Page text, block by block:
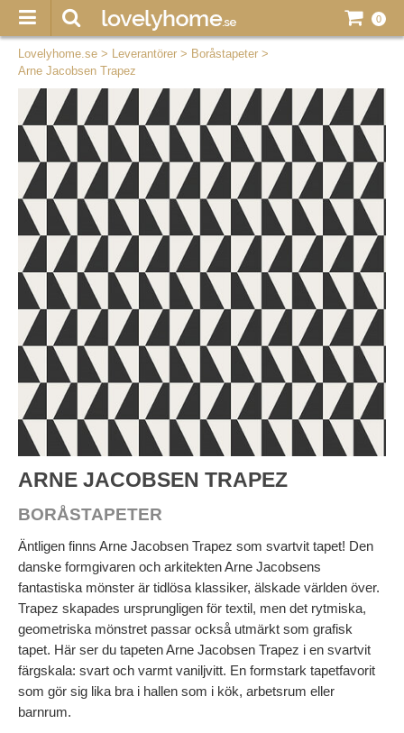
0
Lovelyhome.se > Leverantörer > Boråstapeter >
Arne Jacobsen Trapez
ARNE JACOBSEN TRAPEZ
BORÅSTAPETER
Äntligen finns Arne Jacobsen Trapez som svartvit tapet! Den
danske formgivaren och arkitekten Arne Jacobsens
fantastiska mönster är tidlösa klassiker, älskade världen över.
Trapez skapades ursprungligen för textil, men det rytmiska,
geometriska mönstret passar också utmärkt som grafisk
tapet. Här ser du tapeten Arne Jacobsen Trapez i en svartvit
färgskala: svart och varmt vaniljvitt. En formstark tapetfavorit
som gör sig lika bra i hallen som i kök, arbetsrum eller
barnrum.